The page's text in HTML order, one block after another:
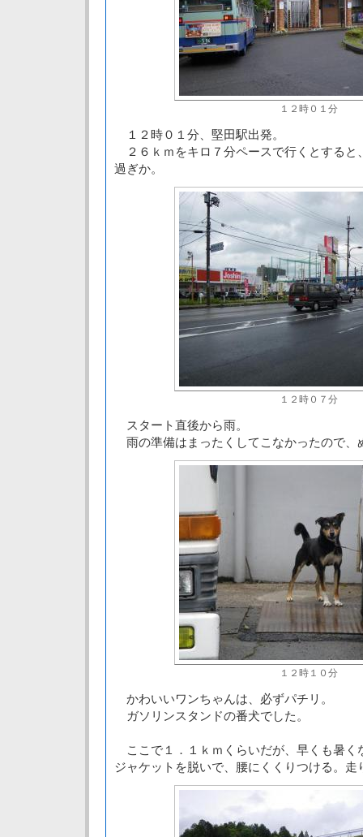
１２時０１分
１２時０１分、堅田駅出発。
２６ｋｍをキロ７分ペースで行くとすると
過ぎか。
１２時０７分
スタート直後から雨。
雨の準備はまったくしてこなかったので、
１２時１０分
かわいいワンちゃんは、必ずパチリ。
ガソリンスタンドの番犬でした。
ここで１．１ｋｍくらいだが、早くも暑く
ジャケットを脱いで、腰にくくりつける。走